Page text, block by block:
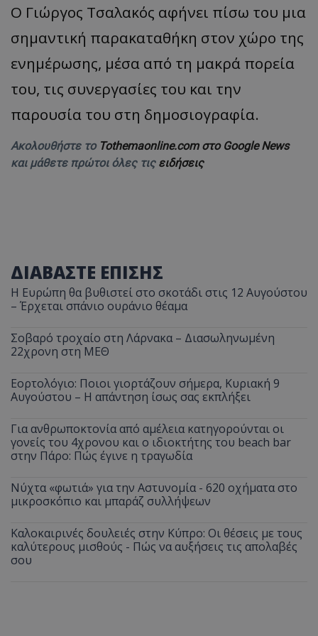
Ο Γιώργος Τσαλακός αφήνει πίσω του μια
σημαντική παρακαταθήκη στον χώρο της
ενημέρωσης, μέσα από τη μακρά πορεία
του, τις συνεργασίες του και την
παρουσία του στη δημοσιογραφία.
Ακολουθήστε το Tothemaonline.com στο Google News
και μάθετε πρώτοι όλες τις ειδήσεις
ΔΙΑΒΑΣΤΕ ΕΠΙΣΗΣ
Η Ευρώπη θα βυθιστεί στο σκοτάδι στις 12 Αυγούστου
– Έρχεται σπάνιο ουράνιο θέαμα
Σοβαρό τροχαίο στη Λάρνακα – Διασωληνωμένη
22χρονη στη ΜΕΘ
Εορτολόγιο: Ποιοι γιορτάζουν σήμερα, Κυριακή 9
Αυγούστου – Η απάντηση ίσως σας εκπλήξει
Για ανθρωποκτονία από αμέλεια κατηγορούνται οι
γονείς του 4χρονου και ο ιδιοκτήτης του beach bar
στην Πάρο: Πώς έγινε η τραγωδία
Νύχτα «φωτιά» για την Αστυνομία - 620 οχήματα στο
μικροσκόπιο και μπαράζ συλλήψεων
Καλοκαιρινές δουλειές στην Κύπρο: Οι θέσεις με τους
καλύτερους μισθούς - Πώς να αυξήσεις τις απολαβές
σου
ASP.NET_SessionId
Microsoft Corporation
__cf_bm
Cloudflare Inc.